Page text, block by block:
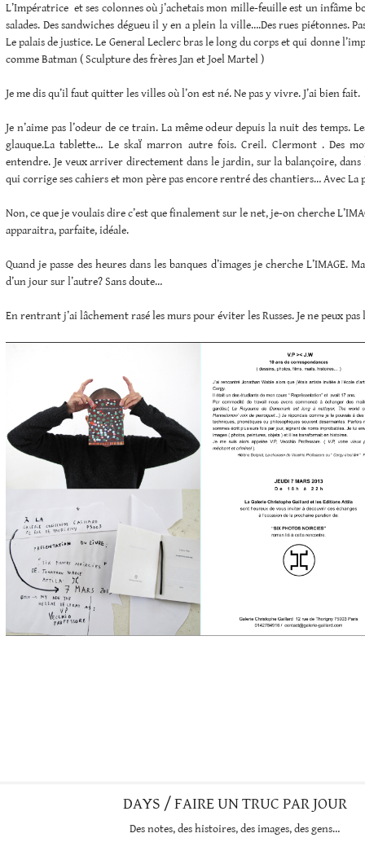
L’Impératrice et ses colonnes où j’achetais mon mille-feuille est un infâme
salades. Des sandwiches dégueu il y en a plein la ville….Des rues piétonnes.
Le palais de justice. Le General Leclerc bras le long du corps et qui donne
comme Batman ( Sculpture des frères Jan et Joel Martel )
Je me dis qu’il faut quitter les villes où l’on est né. Ne pas y vivre. J’ai bien fait.
Je n’aime pas l’odeur de ce train. La même odeur depuis la nuit des temps.
glauque.La tablette… Le skaÏ marron autre fois. Creil. Clermont . Des
entendre. Je veux arriver directement dans le jardin, sur la balançoire, dans
qui corrige ses cahiers et mon père pas encore rentré des chantiers… Avec La
Non, ce que je voulais dire c’est que finalement sur le net, je-on cherche
apparaitra, parfaite, idéale.
Quand je passe des heures dans les banques d’images je cherche L’IMAGE.
d’un jour sur l’autre? Sans doute…
En rentrant j’ai lâchement rasé les murs pour éviter les Russes. Je ne peux pas
DAYS / FAIRE UN TRUC PAR JOUR
Des notes, des histoires, des images, des gens…